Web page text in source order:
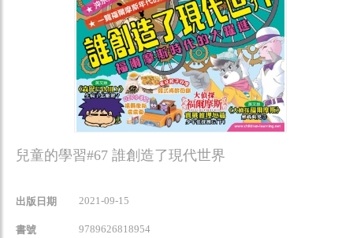
兒童的學習#67 誰創造了現代世界
出版日期 2021-09-15
書號 9789626818954